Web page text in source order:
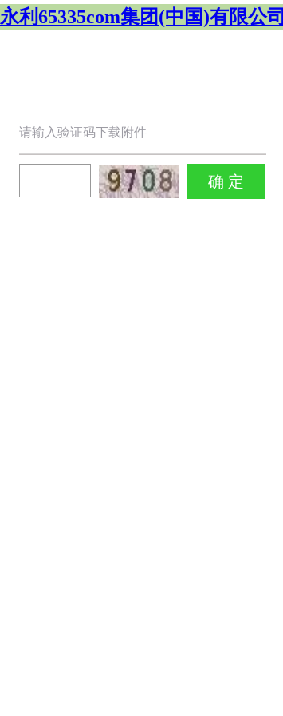
永利65335com集团(中国)有限公司
请输入验证码下载附件